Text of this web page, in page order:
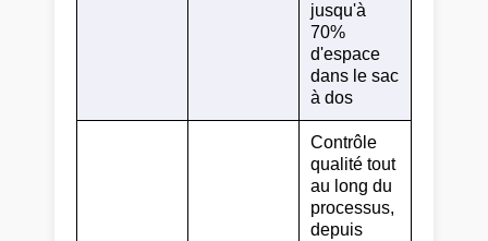
jusqu'à
70%
d'espace
dans le sac
à dos
Contrôle
qualité tout
au long du
processus,
depuis